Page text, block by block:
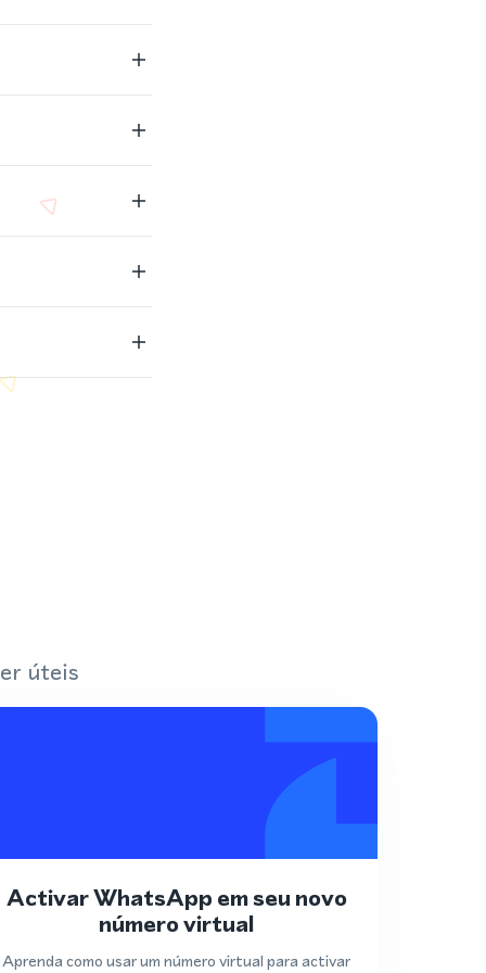
úteis
Activar WhatsApp em seu novo
número virtual
Aprenda como usar um número virtual para activar